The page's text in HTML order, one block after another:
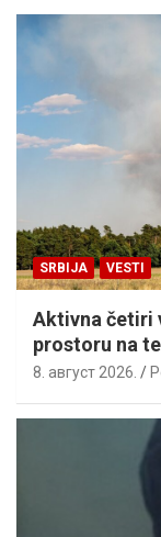
SRBIJA VESTI
Aktivna četiri
prostoru na
8. август 2026.